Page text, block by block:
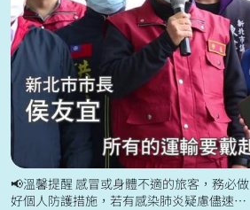
📢溫馨提醒 感冒或身體不適的旅客，務必做
好個人防護措施，若有感染肺炎疑慮儘速通